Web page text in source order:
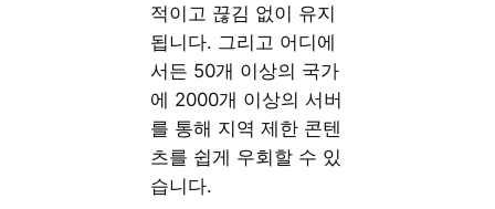
적이고 끊김 없이 유지
됩니다. 그리고 어디에
서든 50개 이상의 국가
에 2000개 이상의 서버
를 통해 지역 제한 콘텐
츠를 쉽게 우회할 수 있
습니다.